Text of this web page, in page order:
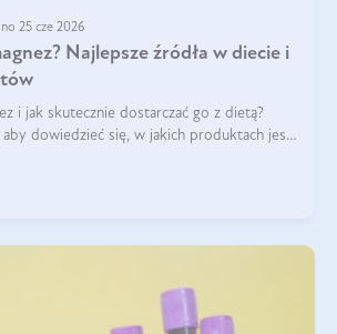
25 cze 2026
Najlepsze źródła w diecie i
i jak skutecznie dostarczać go z dietą?
aby dowiedzieć się, w jakich produktach jest